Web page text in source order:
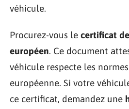
véhicule.
Procurez-vous le certificat
européen. Ce document
véhicule respecte les
européenne. Si votre
ce certificat, demandez une